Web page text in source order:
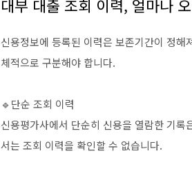
대부 대출 조회 이력, 얼마나
신용정보에 등록된 이력은 보존기간이 정
체적으로 구분해야 합니다.
🔹단순 조회 이력
신용평가사에서 단순히 신용을 열람한 기
서는 조회 이력을 확인할 수 없습니다.